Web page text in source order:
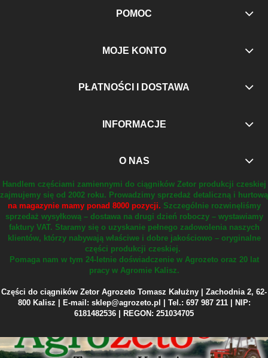
POMOC
MOJE KONTO
PŁATNOŚCI I DOSTAWA
INFORMACJE
O NAS
Handlem częściami zamiennymi do ciągników Zetor produkcji czeskiej
zajmujemy się od 2002 roku. Prowadzimy sprzedaż detaliczną i hurtową
na magazynie mamy ponad 8000 pozycji. Szczególnie rozwinęliśmy
sprzedaż wysyłkową – dostawa na drugi dzień roboczy – wystawiamy
faktury VAT. Staramy się o uzyskanie pełnego zadowolenia naszych
klientów, którzy nabywają właściwe i dobre jakościowo – oryginalne
części produkcji czeskiej.
Pomaga nam w tym 24-letnie doświadczenie w Agrozeto oraz 20 lat
pracy w Agromie Kalisz.
Części do ciągników Zetor Agrozeto Tomasz Kałużny | Zachodnia 2, 62-
800 Kalisz | E-mail: sklep@agrozeto.pl | Tel.: 697 987 211 | NIP:
6181482536 | REGON: 251034705